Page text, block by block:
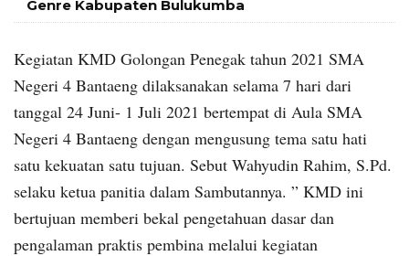
Genre Kabupaten Bulukumba
Kegiatan KMD Golongan Penegak tahun 2021 SMA
Negeri 4 Bantaeng dilaksanakan selama 7 hari dari
tanggal 24 Juni- 1 Juli 2021 bertempat di Aula SMA
Negeri 4 Bantaeng dengan mengusung tema satu hati
satu kekuatan satu tujuan. Sebut Wahyudin Rahim, S.Pd.
selaku ketua panitia dalam Sambutannya. ” KMD ini
bertujuan memberi bekal pengetahuan dasar dan
pengalaman praktis pembina melalui kegiatan